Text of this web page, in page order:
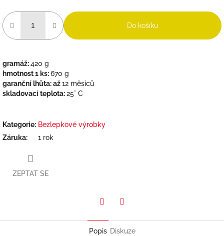
Do košíku
gramáž:420 g
hmotnost 1 ks:670 g
garanční lhůta: až12 měsíců
skladovací teplota:25° C
Kategorie: Bezlepkové výrobky
Záruka: 1 rok
ZEPTAT SE
Popis Diskuze